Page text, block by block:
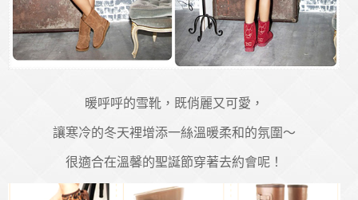
暖呼呼的雪靴，既俏麗又可愛，
讓寒冷的冬天裡增添一絲溫暖柔和的氛圍～
很適合在溫馨的聖誕節穿著去約會呢！